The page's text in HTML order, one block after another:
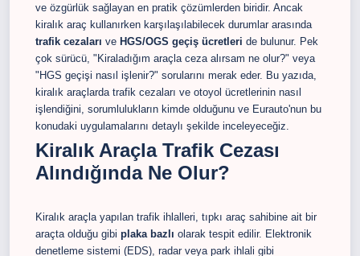
ve özgürlük sağlayan en pratik çözümlerden biridir. Ancak
kiralık araç kullanırken karşılaşılabilecek durumlar arasında
trafik cezaları ve HGS/OGS geçiş ücretleri de bulunur. Pek
çok sürücü, "Kiraladığım araçla ceza alırsam ne olur?" veya
"HGS geçişi nasıl işlenir?" sorularını merak eder. Bu yazıda,
kiralık araçlarda trafik cezaları ve otoyol ücretlerinin nasıl
işlendiğini, sorumlulukların kimde olduğunu ve Eurauto'nun bu
konudaki uygulamalarını detaylı şekilde inceleyeceğiz.
Kiralık Araçla Trafik Cezası
Alındığında Ne Olur?
Kiralık araçla yapılan trafik ihlalleri, tıpkı araç sahibine ait bir
araçta olduğu gibi plaka bazlı olarak tespit edilir. Elektronik
denetleme sistemi (EDS), radar veya park ihlali gibi